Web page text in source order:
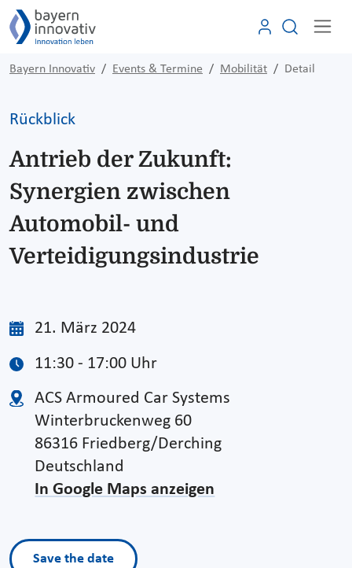
Bayern Innovativ Events & Termine Mobilität Detail
Rückblick
Antrieb der Zukunft:
Synergien zwischen
Automobil- und
Verteidigungsindustrie
21. März 2024
11:30 - 17:00 Uhr
ACS Armoured Car Systems
Winterbruckenweg 60
86316 Friedberg/Derching
Deutschland
In Google Maps anzeigen
Save the date